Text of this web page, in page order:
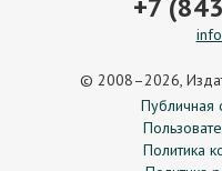
+7
© 2008–2026,
Публичная
Политика